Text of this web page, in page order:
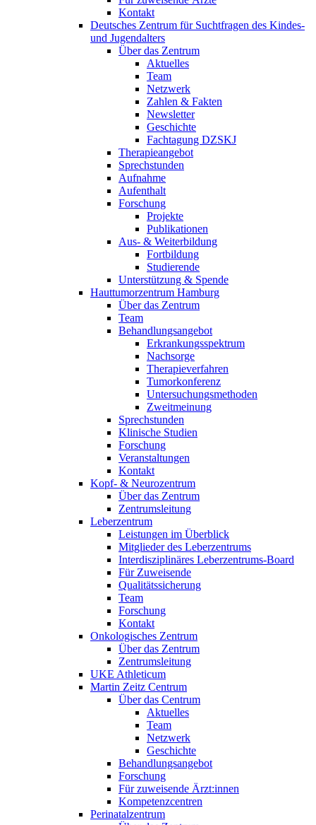
Kontakt
Deutsches Zentrum für Suchtfragen des Kindes-
und Jugendalters
Über das Zentrum
Aktuelles
Team
Netzwerk
Zahlen & Fakten
Newsletter
Geschichte
Fachtagung DZSKJ
Therapieangebot
Sprechstunden
Aufnahme
Aufenthalt
Forschung
Projekte
Publikationen
Aus- & Weiterbildung
Fortbildung
Studierende
Unterstützung & Spende
Hauttumorzentrum Hamburg
Über das Zentrum
Team
Behandlungsangebot
Erkrankungsspektrum
Nachsorge
Therapieverfahren
Tumorkonferenz
Untersuchungsmethoden
Zweitmeinung
Sprechstunden
Klinische Studien
Forschung
Veranstaltungen
Kontakt
Kopf- & Neurozentrum
Über das Zentrum
Zentrumsleitung
Leberzentrum
Leistungen im Überblick
Mitglieder des Leberzentrums
Interdisziplinäres Leberzentrums-Board
Für Zuweisende
Qualitätssicherung
Team
Forschung
Kontakt
Onkologisches Zentrum
Über das Zentrum
Zentrumsleitung
UKE Athleticum
Martin Zeitz Centrum
Über das Centrum
Aktuelles
Team
Netzwerk
Geschichte
Behandlungsangebot
Forschung
Für zuweisende Ärzt:innen
Kompetenzcentren
Perinatalzentrum